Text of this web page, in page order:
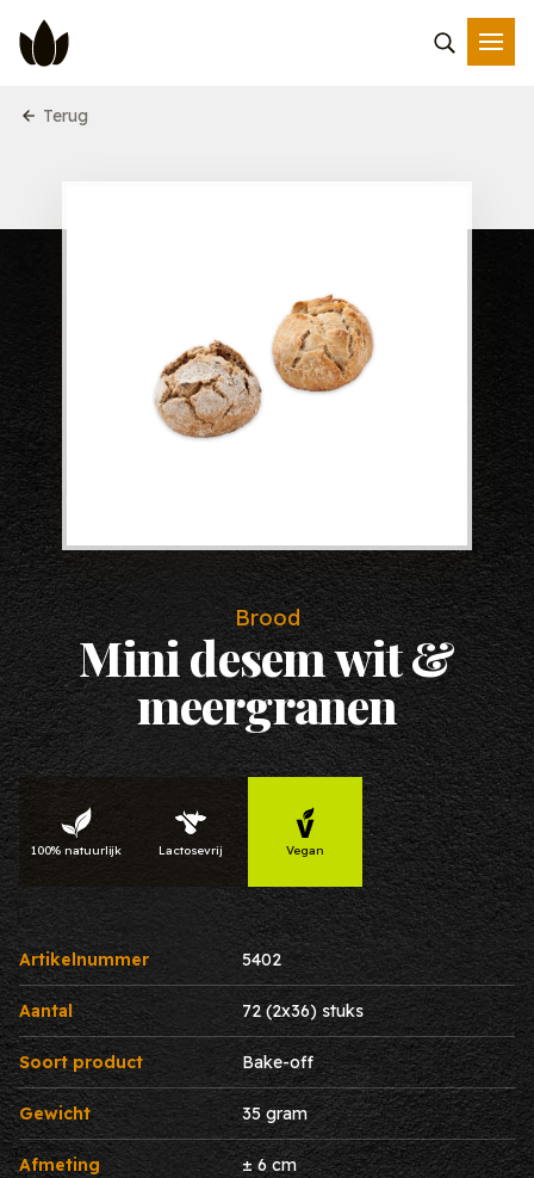
Terug
Brood
Mini desem wit &
meergranen
100% natuurlijk Lactosevrij Vegan
Artikelnummer 5402
Aantal 72 (2x36) stuks
Soort product Bake-off
Gewicht 35 gram
Afmeting ± 6 cm